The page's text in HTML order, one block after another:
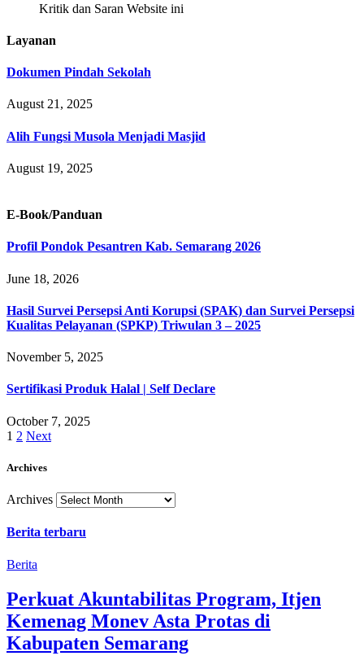
Kritik dan Saran Website ini
Layanan
Dokumen Pindah Sekolah
August 21, 2025
Alih Fungsi Musola Menjadi Masjid
August 19, 2025
E-Book/Panduan
Profil Pondok Pesantren Kab. Semarang 2026
June 18, 2026
Hasil Survei Persepsi Anti Korupsi (SPAK) dan Survei Persepsi
Kualitas Pelayanan (SPKP) Triwulan 3 – 2025
November 5, 2025
Sertifikasi Produk Halal | Self Declare
October 7, 2025
1 2 Next
Archives
Archives
Berita terbaru
Berita
Perkuat Akuntabilitas Program, Itjen
Kemenag Monev Asta Protas di
Kabupaten Semarang